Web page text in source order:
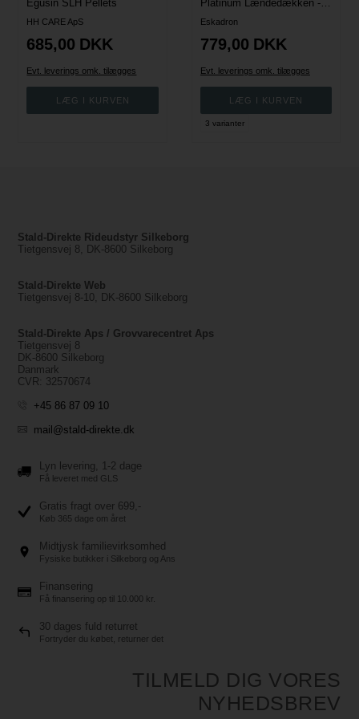
Egusin SLH Pellets
HH CARE ApS
685,00 DKK
Evt. leverings omk. tilægges
Platinum Lændedækken - Brun
Eskadron
779,00 DKK
Evt. leverings omk. tilægges
3 varianter
Stald-Direkte Rideudstyr Silkeborg
Tietgensvej 8, DK-8600 Silkeborg
Stald-Direkte Web
Tietgensvej 8-10, DK-8600 Silkeborg
Stald-Direkte Aps / Grovvarecentret Aps
Tietgensvej 8
DK-8600 Silkeborg
Danmark
CVR: 32570674
+45 86 87 09 10
mail@stald-direkte.dk
Lyn levering, 1-2 dage
Få leveret med GLS
Gratis fragt over 699,-
Køb 365 dage om året
Midtjysk familievirksomhed
Fysiske butikker i Silkeborg og Ans
Finansering
Få finansering op til 10.000 kr.
30 dages fuld returret
Fortryder du købet, returner det
TILMELD DIG VORES
NYHEDSBREV